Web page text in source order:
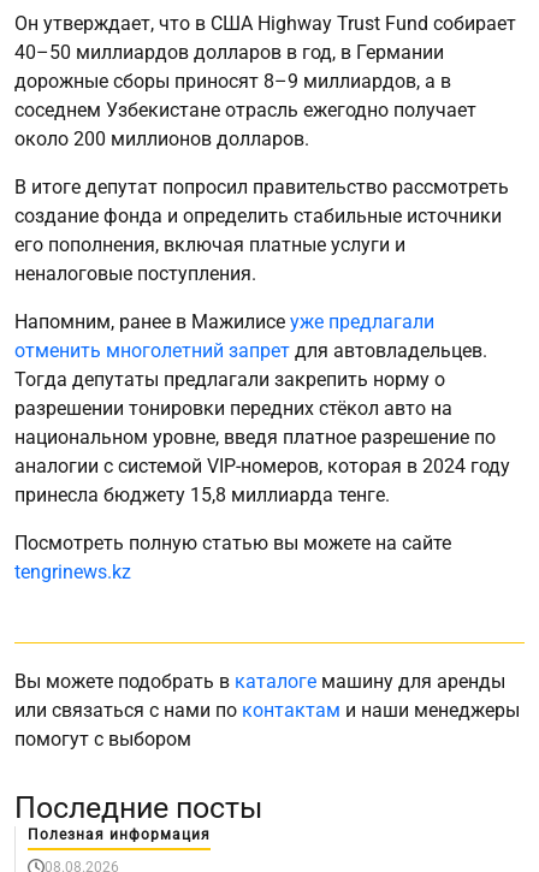
Он утверждает, что в США Highway Trust Fund собирает
40–50 миллиардов долларов в год, в Германии
дорожные сборы приносят 8–9 миллиардов, а в
соседнем Узбекистане отрасль ежегодно получает
около 200 миллионов долларов.
В итоге депутат попросил правительство рассмотреть
создание фонда и определить стабильные источники
его пополнения, включая платные услуги и
неналоговые поступления.
Напомним, ранее в Мажилисе уже предлагали
отменить многолетний запрет для автовладельцев.
Тогда депутаты предлагали закрепить норму о
разрешении тонировки передних стёкол авто на
национальном уровне, введя платное разрешение по
аналогии с системой VIP-номеров, которая в 2024 году
принесла бюджету 15,8 миллиарда тенге.
Посмотреть полную статью вы можете на сайте
tengrinews.kz
Вы можете подобрать в каталоге машину для аренды
или связаться с нами по контактам и наши менеджеры
помогут с выбором
Последние посты
Полезная информация
08.08.2026